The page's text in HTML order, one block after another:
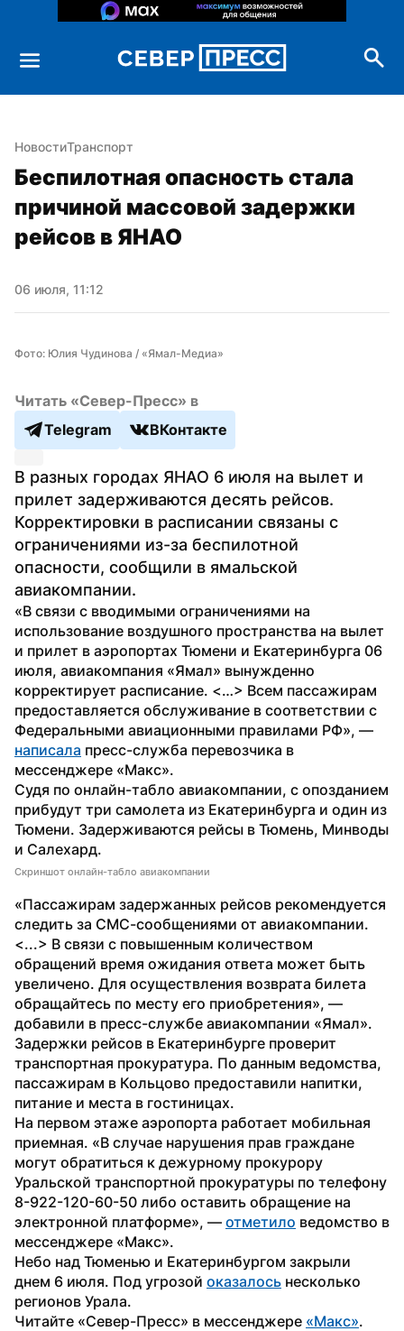
НовостиТранспорт
Беспилотная опасность стала
причиной массовой задержки
рейсов в ЯНАО
06 июля, 11:12
Фото: Юлия Чудинова / «Ямал-Медиа»
Читать «Север-Пресс» в
Telegram
ВКонтакте
В разных городах ЯНАО 6 июля на вылет и
прилет задерживаются десять рейсов.
Корректировки в расписании связаны с
ограничениями из-за беспилотной
опасности, сообщили в ямальской
авиакомпании.
«В связи с вводимыми ограничениями на
использование воздушного пространства на вылет
и прилет в аэропортах Тюмени и Екатеринбурга 06
июля, авиакомпания «Ямал» вынужденно
корректирует расписание. <…> Всем пассажирам
предоставляется обслуживание в соответствии с
написала пресс-служба перевозчика в
мессенджере «Макс».
Судя по онлайн-табло авиакомпании, с опозданием
прибудут три самолета из Екатеринбурга и один из
Тюмени. Задерживаются рейсы в Тюмень, Минводы
и Салехард.
Скриншот онлайн-табло авиакомпании
«Пассажирам задержанных рейсов рекомендуется
следить за СМС-сообщениями от авиакомпании.
<...> В связи с повышенным количеством
обращений время ожидания ответа может быть
увеличено. Для осуществления возврата билета
обращайтесь по месту его приобретения», —
добавили в пресс-службе авиакомпании «Ямал».
Задержки рейсов в Екатеринбурге проверит
транспортная прокуратура. По данным ведомства,
пассажирам в Кольцово предоставили напитки,
питание и места в гостиницах.
На первом этаже аэропорта работает мобильная
приемная. «В случае нарушения прав граждане
могут обратиться к дежурному прокурору
Уральской транспортной прокуратуры по телефону
8-922-120-60-50 либо оставить обращение на
электронной платформе», — отметило ведомство в
мессенджере «Макс».
Небо над Тюменью и Екатеринбургом закрыли
днем 6 июля. Под угрозой оказалось несколько
регионов Урала.
Читайте «Север-Пресс» в мессенджере «Макс».